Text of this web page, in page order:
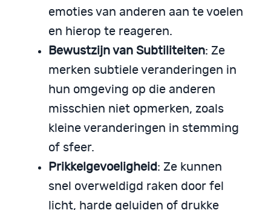
emoties van anderen aan te voelen
en hierop te reageren.
Bewustzijn van Subtiliteiten: Ze
merken subtiele veranderingen in
hun omgeving op die anderen
misschien niet opmerken, zoals
kleine veranderingen in stemming
of sfeer.
Prikkelgevoeligheid : Ze kunnen
snel overweldigd raken door fel
licht, harde geluiden of drukke